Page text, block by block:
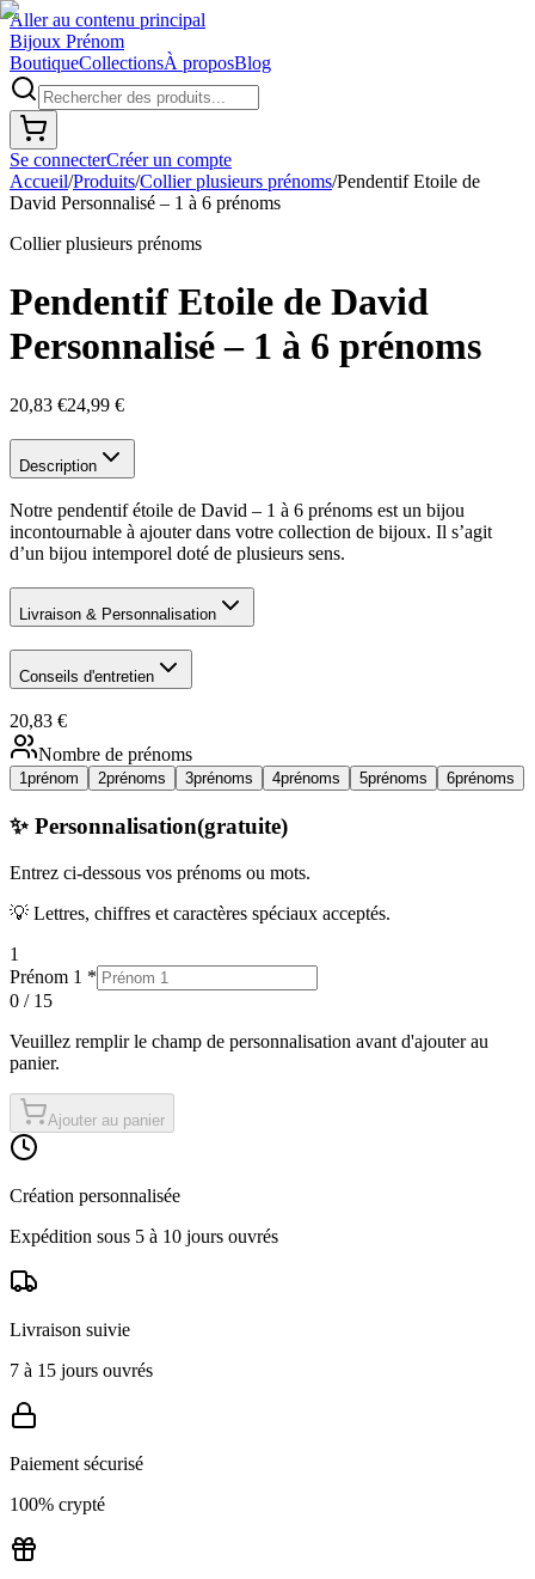
Aller au contenu principal
Bijoux Prénom
BoutiqueCollectionsÀ proposBlog
Se connecterCréer un compte
Accueil/Produits/Collier plusieurs prénoms/Pendentif Etoile de
David Personnalisé – 1 à 6 prénoms
Collier plusieurs prénoms
Pendentif Etoile de David
Personnalisé – 1 à 6 prénoms
20,83 €24,99 €
Description
Notre pendentif étoile de David – 1 à 6 prénoms est un bijou
incontournable à ajouter dans votre collection de bijoux. Il s’agit
d’un bijou intemporel doté de plusieurs sens.
Livraison & Personnalisation
Conseils d'entretien
20,83 €
Nombre de prénoms
1prénom 2prénoms 3prénoms 4prénoms 5prénoms 6prénoms
✨ Personnalisation(gratuite)
Entrez ci-dessous vos prénoms ou mots.
💡 Lettres, chiffres et caractères spéciaux acceptés.
1
Prénom 1 *
0 / 15
Veuillez remplirle champ de personnalisation avant d'ajouter au
panier.
Ajouter au panier
Création personnalisée
Expédition sous 5 à 10 jours ouvrés
Livraison suivie
7 à 15 jours ouvrés
Paiement sécurisé
100% crypté